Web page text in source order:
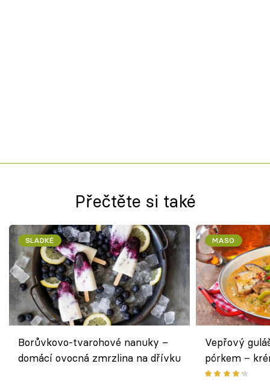
Přečtěte si také
SLADKÉ
Borůvkovo-tvarohové nanuky –
domácí ovocná zmrzlina na dřívku
MASO
Vepřový
pórkem –
pokrm z